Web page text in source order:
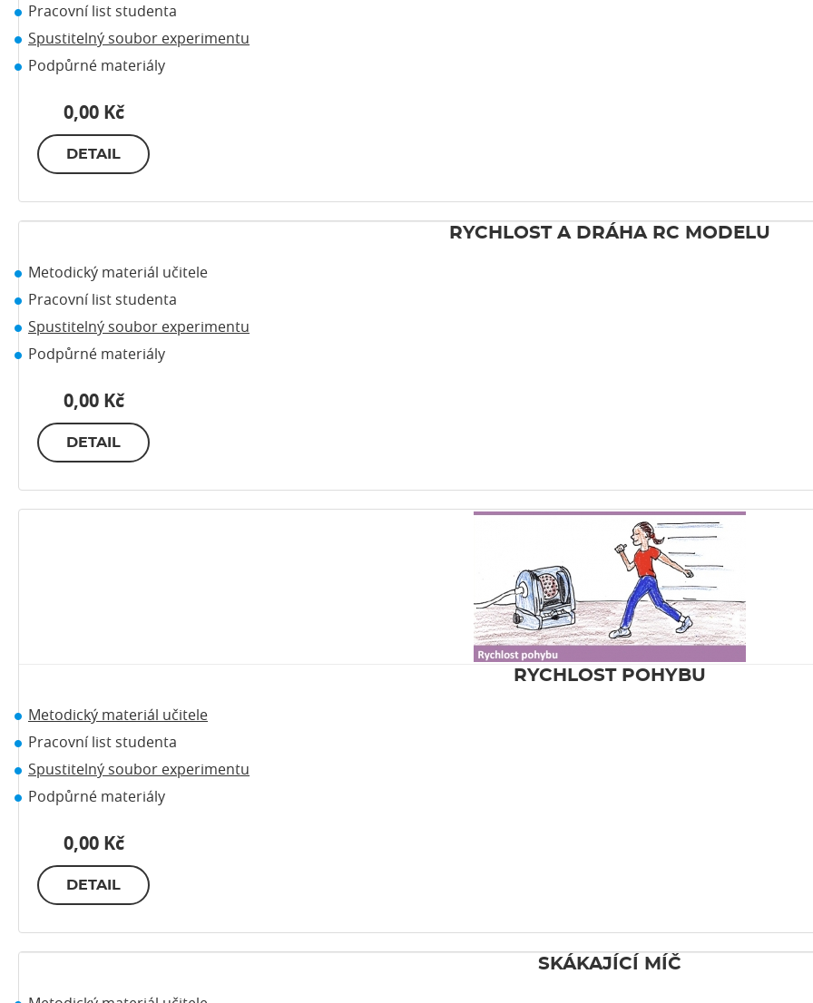
Pracovní list studenta
Spustitelný soubor experimentu
Podpůrné materiály
0,00 Kč
DETAIL
RYCHLOST A DRÁHA RC MODELU
Metodický materiál učitele
Pracovní list studenta
Spustitelný soubor experimentu
Podpůrné materiály
0,00 Kč
DETAIL
RYCHLOST POHYBU
Metodický materiál učitele
Pracovní list studenta
Spustitelný soubor experimentu
Podpůrné materiály
0,00 Kč
DETAIL
SKÁKAJÍCÍ MÍČ